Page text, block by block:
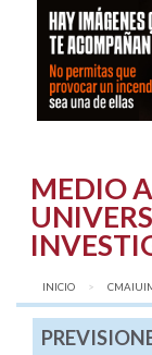
MEDIO
INICIO